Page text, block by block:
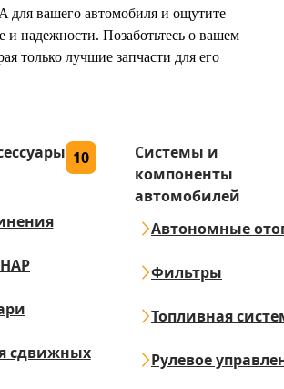
для вашего автомобиля и ощутите
и надежности. Позаботьтесь о вашем
только лучшие запчасти для его
10
сдвижных
Системы и
компоненты
автомобилей
Автономные
Фильтры
Топливная
Рулевое